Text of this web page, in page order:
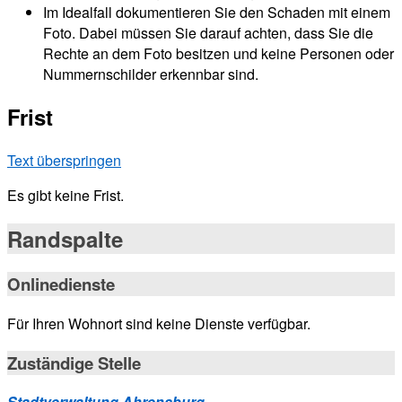
Im Idealfall dokumentieren Sie den Schaden mit einem
Foto. Dabei müssen Sie darauf achten, dass Sie die
Rechte an dem Foto besitzen und keine Personen oder
Nummernschilder erkennbar sind.
Frist
Text überspringen
Es gibt keine Frist.
Randspalte
Onlinedienste
Für Ihren Wohnort sind keine Dienste verfügbar.
Zuständige Stelle